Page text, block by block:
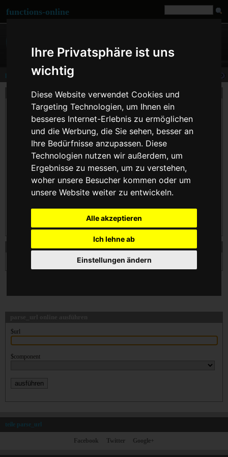
Ihre Privatsphäre ist uns
wichtig
Diese Website verwendet Cookies und
Targeting Technologien, um Ihnen ein
besseres Internet-Erlebnis zu ermöglichen
und die Werbung, die Sie sehen, besser an
Ihre Bedürfnisse anzupassen. Diese
Technologien nutzen wir außerdem, um
Ergebnisse zu messen, um zu verstehen,
woher unsere Besucher kommen oder um
unsere Website weiter zu entwickeln.
Alle akzeptieren
Ich lehne ab
Einstellungen ändern
functions-online
parse_url
Beschreibung
Diese Funktion parst einen URL und gibt ein assoziatives Array zurück, das die im
URL vorhandenen Komponenten enthält.
scheme - z.B. http
host
port
user
path
query - alles nach dem Fragezeichen ?
fragment - alles nach dem Textanker #
es gliedert einen URL in die unten aufgeführten Bestandteile. Unvollständige URLs
werden als Parameter akzeptiert,parse_url()versucht, sie bestmöglich zu
analysieren.
Deklaration von parse_url
( string $url [, int $component ] )
$url
$component
teile parse_url
Facebook Twitter Google+